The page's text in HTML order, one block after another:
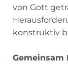
von Gott
konstruktiv
Gemeinsam